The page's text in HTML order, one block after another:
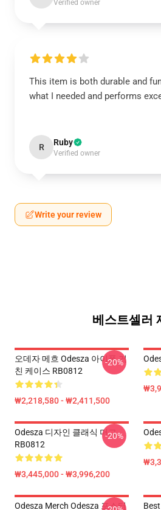
Verified owner
This item is both durable and
what I needed and performs
R Ruby
Verified owner
Write your review
베스트셀러
오데자 메흐 Odesza 아이폰 거
친 케이스 RB0812
₩2,218,580 - ₩2,411,500
-20%
Odesza 디자인 클래식 머그
RB0812
₩3,445,000 - ₩3,996,200
-20%
Odesza Merch Odesza 포스터